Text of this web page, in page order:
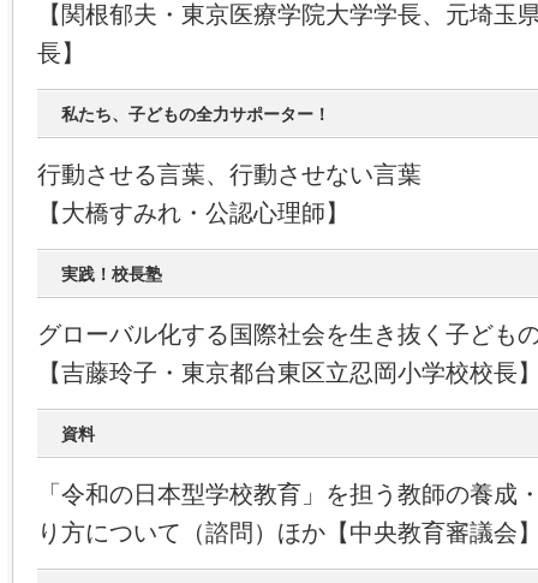
【関根郁夫・東京医療学院大学学長、元埼玉
長】
私たち、子どもの全力サポーター！
行動させる言葉、行動させない言葉
【大橋すみれ・公認心理師】
実践！校長塾
グローバル化する国際社会を生き抜く子ども
【吉藤玲子・東京都台東区立忍岡小学校校長
資料
「令和の日本型学校教育」を担う教師の養成
り方について（諮問）ほか【中央教育審議会